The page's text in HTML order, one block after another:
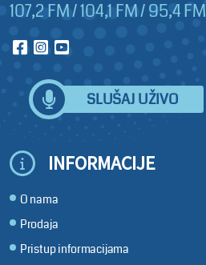
107,2 FM / 104,1 FM / 95,4 FM
SLUŠAJ UŽIVO
INFORMACIJE
O nama
Prodaja
Pristup informacijama